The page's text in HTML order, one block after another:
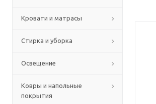
Кровати и матрасы
Стирка и уборка
Освещение
Ковры и напольные
покрытия